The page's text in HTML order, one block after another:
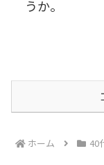
うか。
ホーム 40